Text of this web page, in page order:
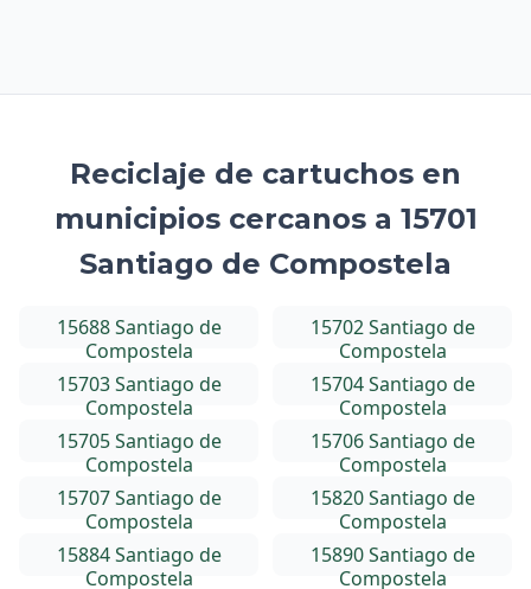
Reciclaje de cartuchos en
municipios cercanos a 15701
Santiago de Compostela
15688 Santiago de
Compostela
15702 Santiago de
Compostela
15703 Santiago de
Compostela
15704 Santiago de
Compostela
15705 Santiago de
Compostela
15706 Santiago de
Compostela
15707 Santiago de
Compostela
15820 Santiago de
Compostela
15884 Santiago de
Compostela
15890 Santiago de
Compostela